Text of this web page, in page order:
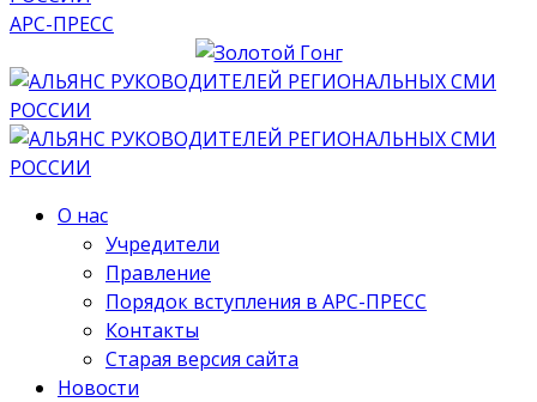
АРС-ПРЕСС
О нас
Учредители
Правление
Порядок вступления в АРС-ПРЕСС
Контакты
Старая версия сайта
Новости